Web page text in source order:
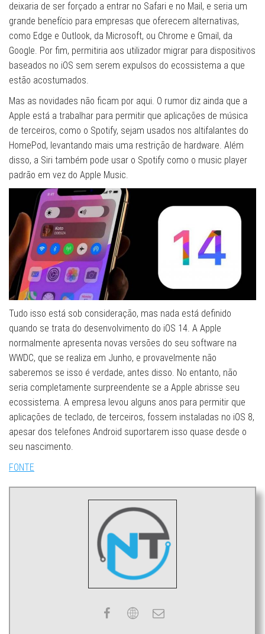
deixaria de ser forçado a entrar no Safari e no Mail, e seria um
grande benefício para empresas que oferecem alternativas,
como Edge e Outlook, da Microsoft, ou Chrome e Gmail, da
Google. Por fim, permitiria aos utilizador migrar para dispositivos
baseados no iOS sem serem expulsos do ecossistema a que
estão acostumados.
Mas as novidades não ficam por aqui. O rumor diz ainda que a
Apple está a trabalhar para permitir que aplicações de música
de terceiros, como o Spotify, sejam usados nos altifalantes do
HomePod, levantando mais uma restrição de hardware. Além
disso, a Siri também pode usar o Spotify como o music player
padrão em vez do Apple Music.
Tudo isso está sob consideração, mas nada está definido
quando se trata do desenvolvimento do iOS 14. A Apple
normalmente apresenta novas versões do seu software na
WWDC, que se realiza em Junho, e provavelmente não
saberemos se isso é verdade, antes disso. No entanto, não
seria completamente surpreendente se a Apple abrisse seu
ecossistema. A empresa levou alguns anos para permitir que
aplicações de teclado, de terceiros, fossem instaladas no iOS 8,
apesar dos telefones Android suportarem isso quase desde o
seu nascimento.
FONTE